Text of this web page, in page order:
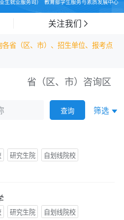
关注我们
省（区、市）、招生单位、报考点
省（区、市）咨询区
查询 筛选
研究生院 自划线院校
研究生院 自划线院校